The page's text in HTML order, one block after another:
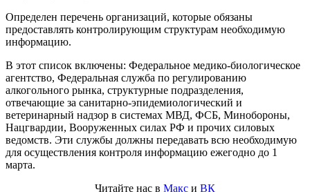
Определен перечень организаций, которые обязаны
предоставлять контролирующим структурам необходимую
информацию.
В этот список включены: Федеральное медико-биологическое
агентство, Федеральная служба по регулированию
алкогольного рынка, структурные подразделения,
отвечающие за санитарно-эпидемиологический и
ветеринарный надзор в системах МВД, ФСБ, Минобороны,
Нацгвардии, Вооруженных силах РФ и прочих силовых
ведомств. Эти службы должны передавать всю необходимую
для осуществления контроля информацию ежегодно до 1
марта.
Читайте нас в Макс и ВК